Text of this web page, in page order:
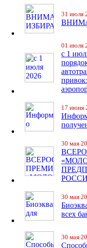
31 июля
01 июля
с 1
17 июня
30 мая
30 мая
всех
30 мая